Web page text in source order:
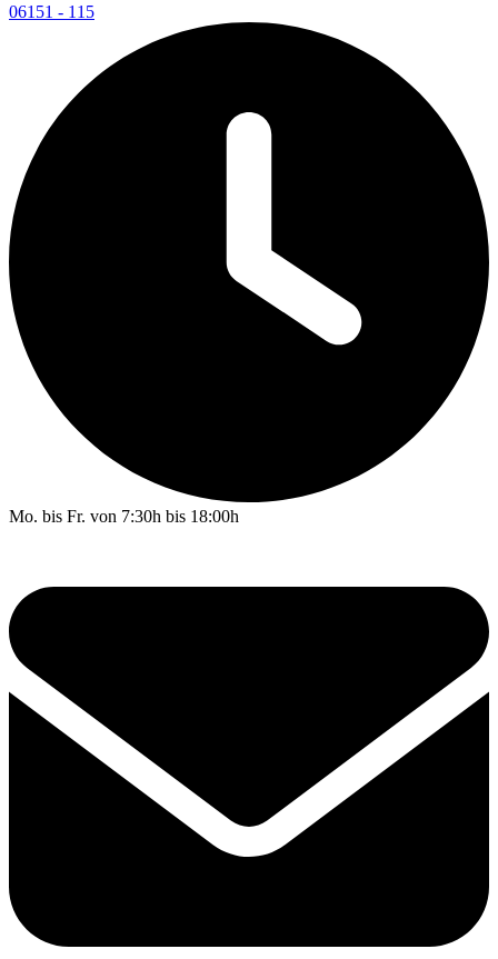
06151 - 115
Mo. bis Fr. von 7:30h bis 18:00h